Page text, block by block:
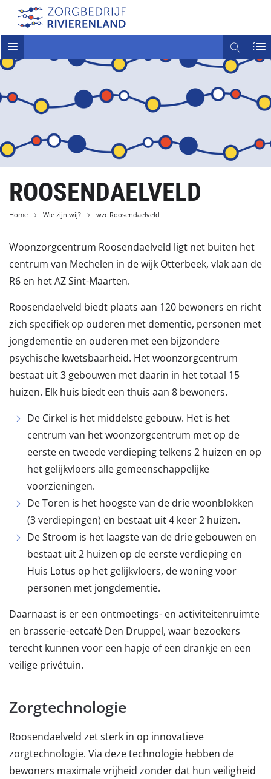
Toggle
navigatie
ROOSENDAELVELD
Home Wie zijn wij? wzc Roosendaelveld
Woonzorgcentrum Roosendaelveld ligt net buiten het
centrum van Mechelen in de wijk Otterbeek, vlak aan de
R6 en het AZ Sint-Maarten.
Roosendaelveld biedt plaats aan 120 bewoners en richt
zich specifiek op ouderen met dementie, personen met
jongdementie en ouderen met een bijzondere
psychische kwetsbaarheid. Het woonzorgcentrum
bestaat uit 3 gebouwen met daarin in het totaal 15
huizen. Elk huis biedt een thuis aan 8 bewoners.
De Cirkel is het middelste gebouw. Het is het
centrum van het woonzorgcentrum met op de
eerste en tweede verdieping telkens 2 huizen en op
het gelijkvloers alle gemeenschappelijke
voorzieningen.
De Toren is het hoogste van de drie woonblokken
(3 verdiepingen) en bestaat uit 4 keer 2 huizen.
De Stroom is het laagste van de drie gebouwen en
bestaat uit 2 huizen op de eerste verdieping en
Huis Lotus op het gelijkvloers, de woning voor
personen met jongdementie.
Daarnaast is er een ontmoetings- en activiteitenruimte
en brasserie-eetcafé Den Druppel, waar bezoekers
terecht kunnen voor een hapje of een drankje en een
veilige privétuin.
Zorgtechnologie
Roosendaelveld zet sterk in op innovatieve
zorgtechnologie. Via deze technologie hebben de
bewoners maximale vrijheid zonder dat hun veiligheid